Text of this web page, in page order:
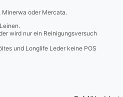
Minerwa oder Mercata.
wird nur ein Reinigungsversuch
und Longlife Leder keine POS